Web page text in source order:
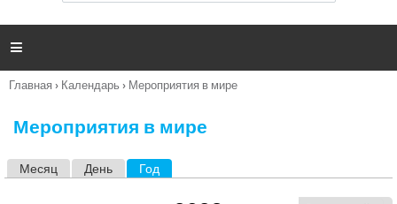
п
и

Вы
Главная › Календарь › Мероприятия в мире
Мероприятия в мире
Месяц День Год